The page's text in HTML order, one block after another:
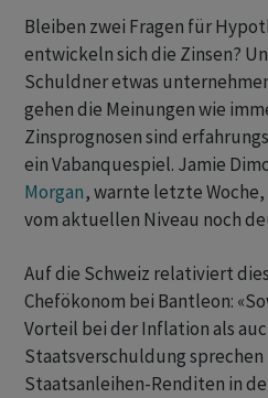
Bleiben zwei Fragen für
entwickeln sich die Zinsen?
Schuldner etwas
gehen die Meinungen wie
Zinsprognosen sind
ein Vabanquespiel. Jamie
Morgan, warnte letzte
vom aktuellen Niveau noch
Auf die Schweiz relativiert
Chefökonom bei Bantleon:
Vorteil bei der Inflation als
Staatsverschuldung
Staatsanleihen-Renditen in